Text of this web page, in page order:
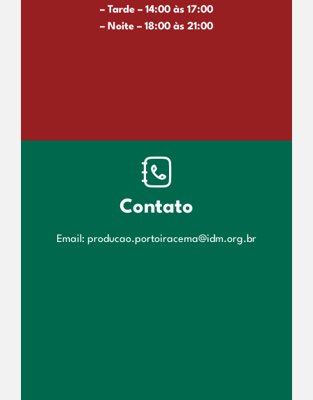
– Tarde – 14:00 às 17:00
– Noite – 18:00 às 21:00
Contato
Email: producao.portoiracema@idm.org.br